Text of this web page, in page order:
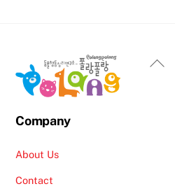
Back
Company
About Us
Contact